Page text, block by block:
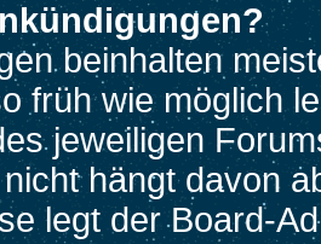
beinhalten
früh wie möglich
jeweiligen
hängt davon
legt der Board-